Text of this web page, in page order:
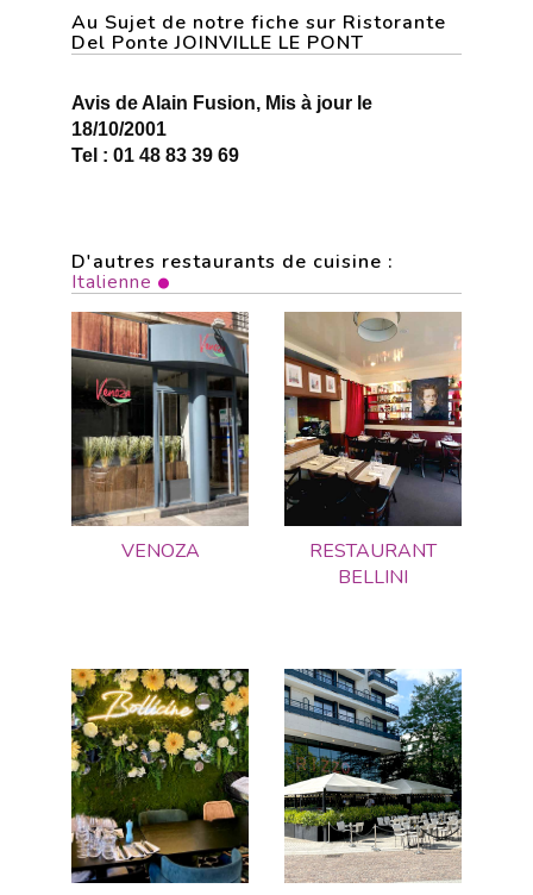
Au Sujet de notre fiche sur Ristorante
Del Ponte JOINVILLE LE PONT
Avis de Alain Fusion, Mis à jour le
18/10/2001
Tel : 01 48 83 39 69
D'autres restaurants de cuisine :
Italienne
VENOZA
RESTAURANT
BELLINI